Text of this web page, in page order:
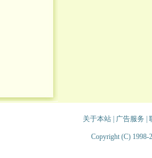
关于本站| 广告服务
Copyright (C) 1998-